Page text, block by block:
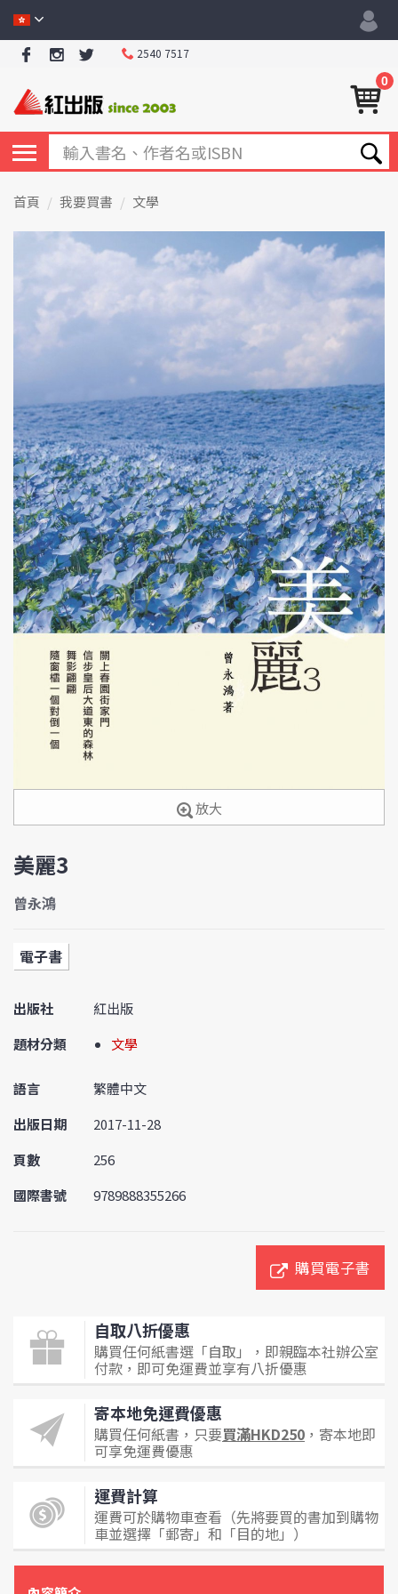
2540 7517
0
首頁 我要買書 文學
放大
美麗3
曾永鴻
電子書
出版社
紅出版
題材分類
文學
語言
繁體中文
出版日期
2017-11-28
頁數
256
國際書號
9789888355266
購買電子書
自取八折優惠
購買任何紙書選「自取」，即親臨本社辦公室
付款，即可免運費並享有八折優惠
寄本地免運費優惠
購買任何紙書，只要買滿HKD250 ，寄本地即
可享免運費優惠
運費計算
運費可於購物車查看（先將要買的書加到購物
車並選擇「郵寄」和「目的地」）